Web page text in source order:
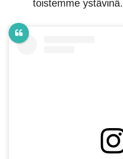
toistemme ystävinä.